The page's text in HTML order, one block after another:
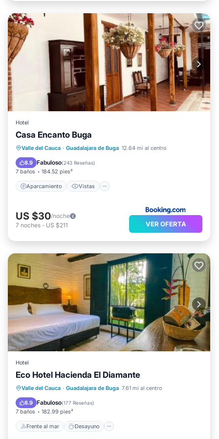
Hotel
Casa Encanto Buga
Valle del Cauca · Guadalajara de Buga 12.64 mi al centro
8.9 Fabuloso(243 Reseñas)
7 baños 184.52 pies²
Aparcamiento Vistas
Aparcamiento
Vistas
Aire acondicionado
US $30/noche
7 noches - US $211 VER OFERTA
Hotel
Eco Hotel Hacienda El Diamante
Valle del Cauca · Guadalajara de Buga 7.61 mi al centro
8.9 Fabuloso(177 Reseñas)
7 baños 182.99 pies²
Frente al mar Desayuno
Frente al mar
Desayuno
Aparcamiento